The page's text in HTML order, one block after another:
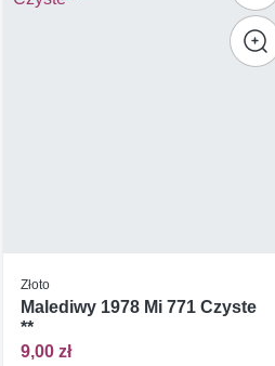
Złoto
Malediwy 1978 Mi 771 Czyste
**
9,00 zł